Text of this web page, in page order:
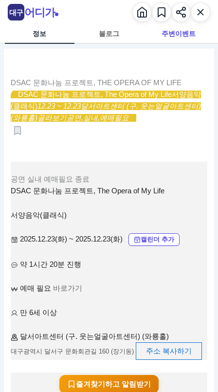
정보 블로그 주변이벤트
DSAC 문화나눔 프로젝트, THE OPERA OF MY LIFE
DSAC 문화나눔 프로젝트, The Opera of My Life서양음악
(클래식)12.23 ~ 12.23달서아트센터 (구. 웃는얼굴아트센터)
(와룡홀)골라보기공연,실내,예매필요
공연 실내 예매필요 종료
DSAC 문화나눔 프로젝트, The Opera of My Life
서양음악(클래식)
2025.12.23(화) ~ 2025.12.23(화) 캘린더 추가
약 1시간 20분 진행
예매 필요 바로가기
만 6세 이상
달서아트센터 (구. 웃는얼굴아트센터) (와룡홀)
대구광역시 달서구 문화회관길 160 (장기동) 주소 복사하기
즐겨찾기하고 알림받기
대구 어디가